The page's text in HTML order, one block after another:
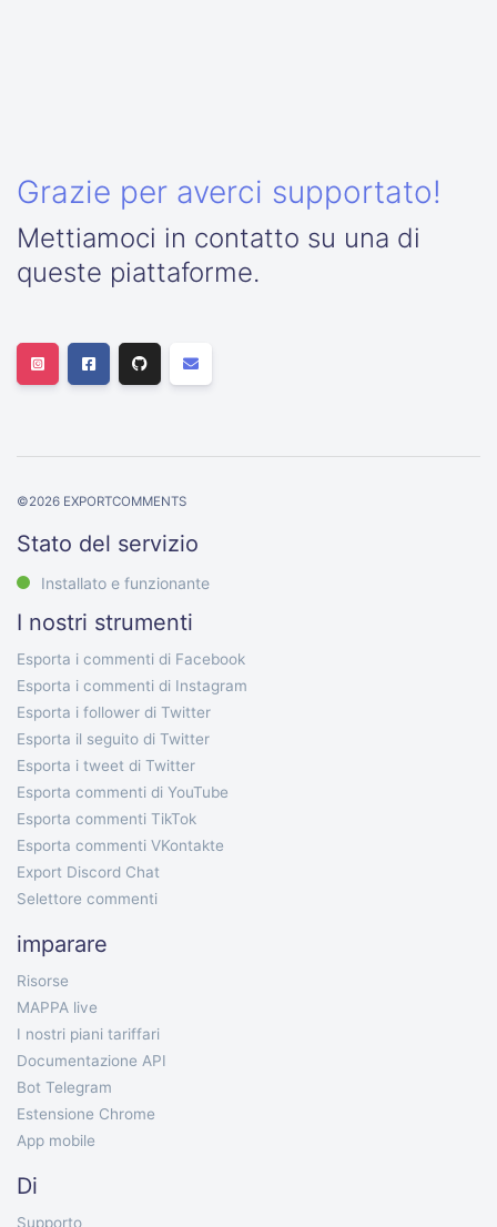
Grazie per averci supportato!
Mettiamoci in contatto su una di
queste piattaforme.
©2026 EXPORTCOMMENTS
Stato del servizio
Installato e funzionante
I nostri strumenti
Esporta i commenti di Facebook
Esporta i commenti di Instagram
Esporta i follower di Twitter
Esporta il seguito di Twitter
Esporta i tweet di Twitter
Esporta commenti di YouTube
Esporta commenti TikTok
Esporta commenti VKontakte
Export Discord Chat
Selettore commenti
imparare
Risorse
MAPPA live
I nostri piani tariffari
Documentazione API
Bot Telegram
Estensione Chrome
App mobile
Di
Supporto